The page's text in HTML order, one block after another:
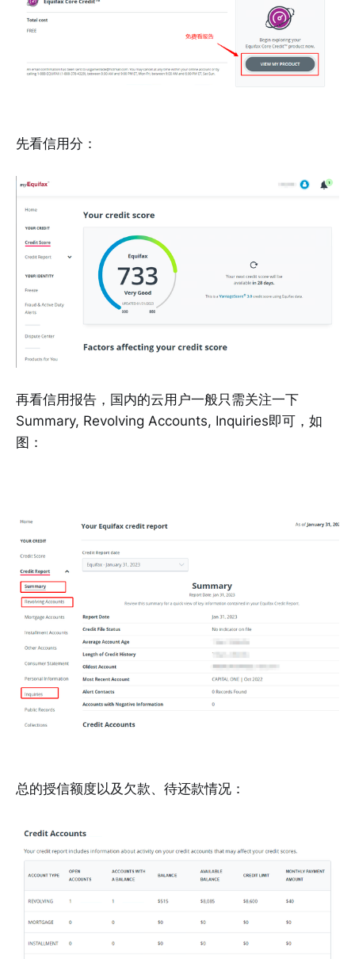
先看信用分：
再看信用报告，国内的云用户一般只需关注一下
Summary, Revolving Accounts, Inquiries即可，如
图：
总的授信额度以及欠款、待还款情况：